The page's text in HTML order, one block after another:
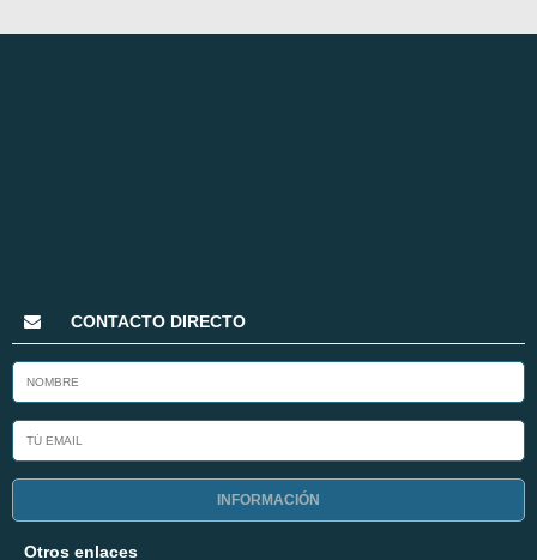
CONTACTO DIRECTO
INFORMACIÓN
Otros enlaces